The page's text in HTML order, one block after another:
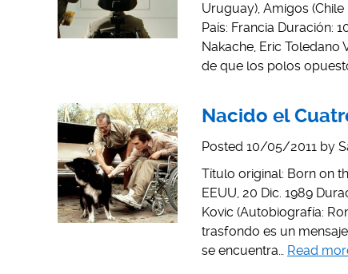
Uruguay), Amigos
País: Francia Duración:
Nakache, Eric
de que los polos
Nacido el
Posted 10/05/2011 by
Título original: Born on
EEUU, 20 Dic. 1989
Kovic (Autobiografía:
trasfondo es un
se encuentra… Read